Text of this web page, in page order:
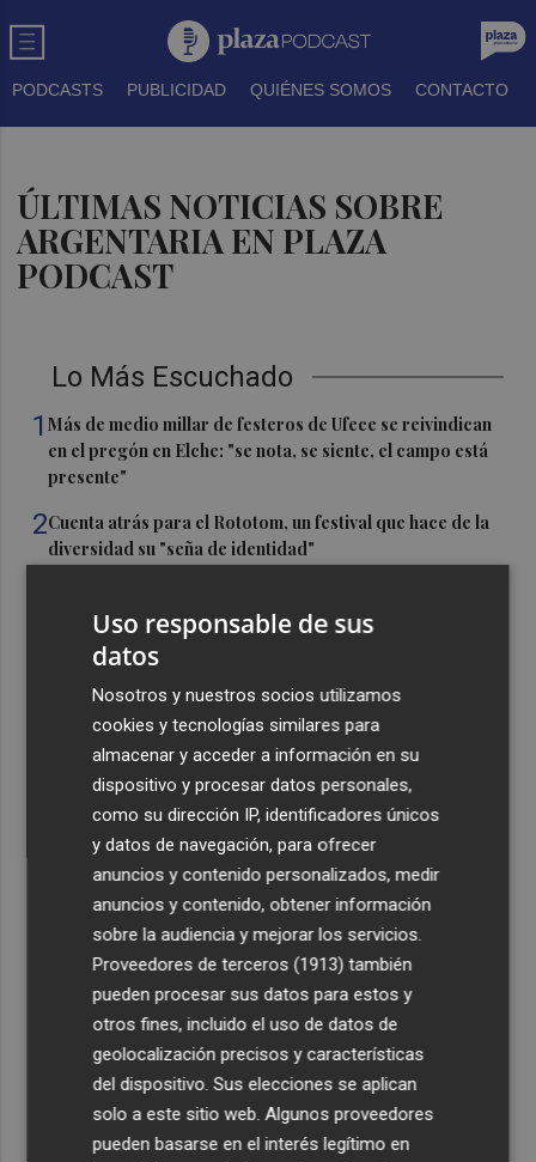
PODCASTS PUBLICIDAD QUIÉNES SOMOS CONTACTO
ÚLTIMAS NOTICIAS SOBRE
ARGENTARIA EN PLAZA
PODCAST
Lo Más Escuchado
1Más de medio millar de festeros de Ufece se reivindican
en el pregón en Elche: "se nota, se siente, el campo está
presente"
2Cuenta atrás para el Rototom, un festival que hace de la
diversidad su "seña de identidad"
de calidad por su atención orientada a las personas
mayores
Cartagena avanza con la modernización de los
Bomberos e impulsa una Ordenanza de Incendios
El Tesoro cierra el martes las subastas de agosto con
una emisión de letras a tres y nueve meses
Recibe toda la actualidad de
Plaza Podcast en tu correo
Quiero suscribirme
Uso responsable de sus
datos
Nosotros y nuestros socios utilizamos
cookies y tecnologías similares para
almacenar y acceder a información en su
dispositivo y procesar datos personales,
como su dirección IP, identificadores únicos
y datos de navegación, para ofrecer
anuncios y contenido personalizados, medir
anuncios y contenido, obtener información
sobre la audiencia y mejorar los servicios.
Proveedores de terceros (1913) también
pueden procesar sus datos para estos y
otros fines, incluido el uso de datos de
geolocalización precisos y características
del dispositivo. Sus elecciones se aplican
solo a este sitio web. Algunos proveedores
pueden basarse en el interés legítimo en